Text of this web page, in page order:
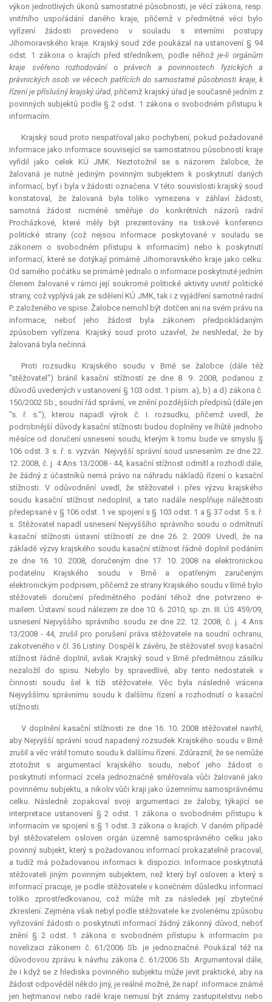
výkon jednotlivých úkonů samostatné působnosti, je věcí zákona, resp.
vnitřního uspořádání daného kraje, přičemž v předmětné věci bylo
vyřízení žádosti provedeno v souladu s interními postupy
Jihomoravského kraje. Krajský soud zde poukázal na ustanovení § 94
odst. 1 zákona o krajích před středníkem, podle něhožje-li orgánům
kraje svěřeno rozhodování o právech a povinnostech fyzických a
právnických osob ve věcech patřících do samostatné působnosti kraje, k
řízení je příslušný krajský úřad, přičemž krajský úřad je současně jedním z
povinných subjektů podle § 2 odst. 1 zákona o svobodném přístupu k
informacím.
Krajský soud proto nespatřoval jako pochybení, pokud požadované
informace jako informace související se samostatnou působností kraje
vyřídil jako celek KÚ JMK. Neztotožnil se s názorem žalobce, že
žalovaná je nutně jediným povinným subjektem k poskytnutí daných
informací, byť i byla v žádosti označena. V této souvislosti krajský soud
konstatoval, že žalovaná byla toliko vymezena v záhlaví žádosti,
samotná žádost nicméně směřuje do konkrétních názorů radní
Procházkové, které měly být prezentovány na tiskové konferenci
politické strany (což nejsou informace poskytované v souladu se
zákonem o svobodném přístupu k informacím) nebo k poskytnutí
informací, které se dotýkají primárně Jihomoravského kraje jako celku.
Od samého počátku se primárně jednalo o informace poskytnuté jedním
členem žalované v rámci její soukromé politické aktivity uvnitř politické
strany, což vyplývá jak ze sdělení KÚ JMK, tak i z vyjádření samotné radní
P. založeného ve spise. Žalobce nemohl být dotčen ani na svém právu na
informace, neboť jeho žádost byla zákonem předpokládaným
způsobem vyřízena. Krajský soud proto uzavřel, že neshledal, že by
žalovaná byla nečinná.
Proti rozsudku Krajského soudu v Brně se žalobce (dále též
"stěžovatel“) bránil kasační stížností ze dne 8. 9. 2008, podanou z
důvodů uvedených v ustanovení § 103 odst. 1 písm. a), b) a d) zákona č.
150/2002 Sb., soudní řád správní, ve znění pozdějších předpisů (dále jen
"s. ř. s.“), kterou napadl výrok č. I. rozsudku, přičemž uvedl, že
podrobnější důvody kasační stížnosti budou doplněny ve lhůtě jednoho
měsíce od doručení usnesení soudu, kterým k tomu bude ve smyslu §
106 odst. 3 s. ř. s. vyzván. Nejvyšší správní soud usnesením ze dne 22.
12. 2008, č. j. 4 Ans 13/2008 - 44, kasační stížnost odmítl a rozhodl dále,
že žádný z účastníků nemá právo na náhradu nákladů řízení o kasační
stížnosti. V odůvodnění uvedl, že stěžovatel i přes výzvu krajského
soudu kasační stížnost nedoplnil, a tato nadále nesplňuje náležitosti
předepsané v § 106 odst. 1 ve spojení s § 103 odst. 1 a § 37 odst. 5 s. ř.
s. Stěžovatel napadl usnesení Nejvyššího správního soudu o odmítnutí
kasační stížnosti ústavní stížností ze dne 26. 2. 2009. Uvedl, že na
základě výzvy krajského soudu kasační stížnost řádně doplnil podáním
ze dne 16. 10. 2008, doručeným dne 17. 10. 2008 na elektronickou
podatelnu Krajského soudu v Brně a opatřeným zaručeným
elektronickým podpisem, přičemž ze strany Krajského soudu v Brně bylo
stěžovateli doručení předmětného podání téhož dne potvrzeno e-
mailem. Ústavní soud nálezem ze dne 10. 6. 2010, sp. zn. III. ÚS 459/09,
usnesení Nejvyššího správního soudu ze dne 22. 12. 2008, č. j. 4 Ans
13/2008 - 44, zrušil pro porušení práva stěžovatele na soudní ochranu,
zakotveného v čl. 36 Listiny. Dospěl k závěru, že stěžovatel svoji kasační
stížnost řádně doplnil, avšak Krajský soud v Brně předmětnou zásilku
nezaložil do spisu. Nebylo by spravedlivé, aby tento nedostatek v
činnosti soudu šel k tíži stěžovatele. Věc byla následně vrácena
Nejvyššímu správnímu soudu k dalšímu řízení a rozhodnutí o kasační
stížnosti.
V doplnění kasační stížnosti ze dne 16. 10. 2008 stěžovatel navrhl,
aby Nejvyšší správní soud napadený rozsudek Krajského soudu v Brně
zrušil a věc vrátil tomuto soudu k dalšímu řízení. Zdůraznil, že se nemůže
ztotožnit s argumentací krajského soudu, neboť jeho žádost o
poskytnutí informací zcela jednoznačně směřovala vůči žalované jako
povinnému subjektu, a nikoliv vůči kraji jako územnímu samosprávnému
celku. Následně zopakoval svoji argumentaci ze žaloby, týkající se
interpretace ustanovení § 2 odst. 1 zákona o svobodném přístupu k
informacím ve spojení s § 1 odst. 3 zákona o krajích. V daném případě
byl stěžovatelem osloven orgán územně samosprávného celku jako
povinný subjekt, který s požadovanou informací prokazatelně pracoval,
a tudíž má požadovanou informaci k dispozici. Informace poskytnutá
stěžovateli jiným povinným subjektem, než který byl osloven a který s
informací pracuje, je podle stěžovatele v konečném důsledku informací
toliko zprostředkovanou, což může mít za následek její zbytečné
zkreslení. Zejména však nebyl podle stěžovatele ke zvolenému způsobu
vyřizování žádosti o poskytnutí informací žádný zákonný důvod, neboť
znění § 2 odst. 1 zákona o svobodném přístupu k informacím po
novelizaci zákonem č. 61/2006 Sb. je jednoznačné. Poukázal též na
důvodovou zprávu k návrhu zákona č. 61/2006 Sb. Argumentoval dále,
že i když se z hlediska povinného subjektu může jevit praktické, aby na
žádost odpověděl někdo jiný, je reálně možné, že např. informace známé
jen hejtmanovi nebo radě kraje nemusí být známy zastupitelstvu nebo